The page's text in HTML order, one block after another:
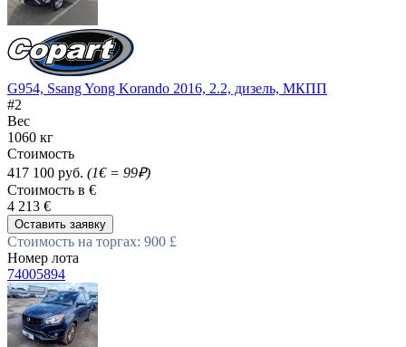
G954, Ssang Yong Korando 2016, 2.2, дизель, МКПП
#2
Вес
1060 кг
Стоимость
417 100 руб. (1€ = 99₽)
Стоимость в €
4 213 €
Оставить заявку
Стоимость на торгах: 900 £
Номер лота
74005894